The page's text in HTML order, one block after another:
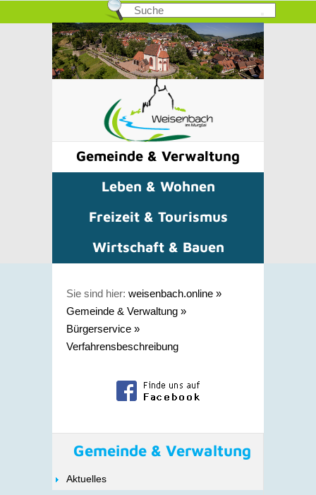
Gemeinde & Verwaltung
Leben & Wohnen
Freizeit & Tourismus
Wirtschaft & Bauen
Sie sind hier: weisenbach.online »
Gemeinde & Verwaltung »
Bürgerservice »
Verfahrensbeschreibung
Gemeinde & Verwaltung
Aktuelles